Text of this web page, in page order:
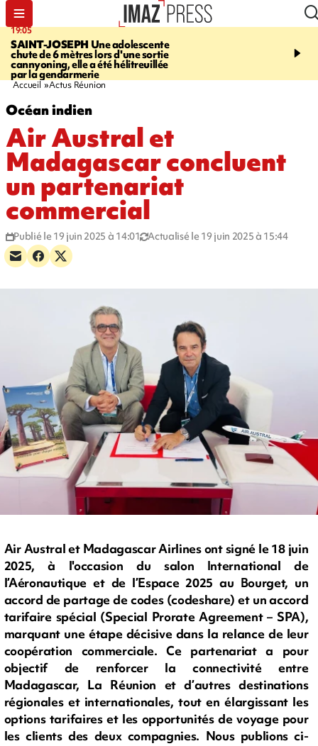
19:05
SAINT-JOSEPH Une adolescente
chute de 6 mètres lors d'une sortie
cannyoning, elle a été hélitreuillée
par la gendarmerie
20:44
rouée de coups,
Accueil Actus Réunion
Océan indien
Air Austral et
Madagascar concluent
un partenariat
commercial
Publié le 19 juin 2025 à 14:01 Actualisé le 19 juin 2025 à 15:44
Air Austral et Madagascar Airlines ont signé le 18 juin
2025, à l'occasion du salon International de
l’Aéronautique et de l’Espace 2025 au Bourget, un
accord de partage de codes (codeshare) et un accord
tarifaire spécial (Special Prorate Agreement – SPA),
marquant une étape décisive dans la relance de leur
coopération commerciale. Ce partenariat a pour
objectif de renforcer la connectivité entre
Madagascar, La Réunion et d’autres destinations
régionales et internationales, tout en élargissant les
options tarifaires et les opportunités de voyage pour
les clients des deux compagnies. Nous publions ci-